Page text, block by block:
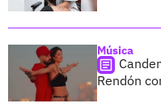
Música
Rendón